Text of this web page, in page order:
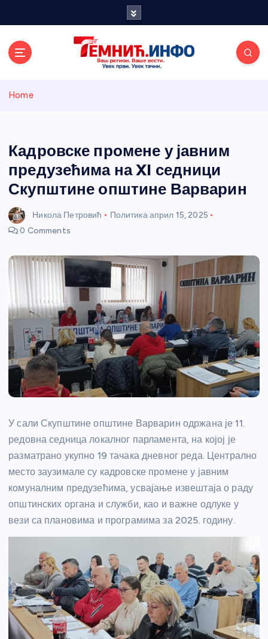
и портал
Home
Кадровске промене у јавним
предузећима на XI седници
Скупштине општине Варварин
Никола Петровић Политикааприл 15, 2025
0 Comments
У сали Скупштине општине Варварин одржана је 11.
редовна седница локалног парламента, на којој је
разматрано укупно 19 тачака дневног реда. Централно
место заузимале су кадровске промене у јавним
комуналним предузећима, усвајање извештаја о раду
општинских органа и служби, као и важне одлуке у
вези са плановима и програмима за 2025. годину.